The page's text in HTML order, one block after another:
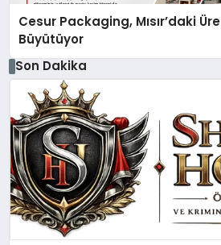
Cesur Packaging, Mısır’daki
Büyütüyor
Son Dakika